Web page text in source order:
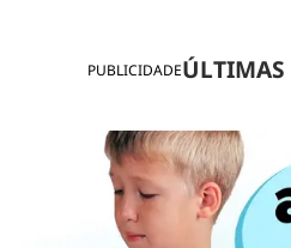
PUBLICIDADEÚLTIMAS